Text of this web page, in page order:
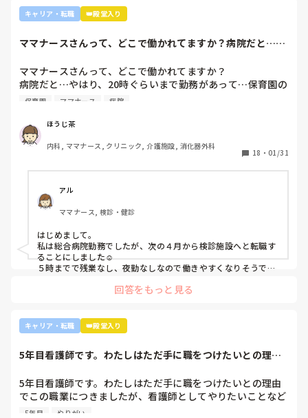
り、看護のつながりが無かったことは自分でも反省していま
すし、今後成長させていきたいなと思っています。
いないです。
るかな？』『自分ならそこまでされたら辞めるよ』とのこ
と。
師長さんの言ってることも確かに理解できますが
てないですし、病棟での臨床経験を積んで学んでいきたいと
気持ちがあります。
・転職する
外来や検診センターは、また病棟とは全然違う業務になるの
で、病棟での臨床経験を積みたい気持ちがあるのであれば、ご
きな病院だとどうしても異動で行きたくない場所に行かされて
病院も規模やいろいろ取り組んでいることが違うので、探して
みるとおもしろいですよ。ただ、転職するなら3年は基礎をつ
けてもいいのかなと思います。中途採用は即戦力を期待されま
キャリア・転職 👑殿堂入り
ママナースさんって、どこで働かれてますか？病院だと…や
ママナースさんって、どこで働かれてますか？
病院だと…やはり、20時ぐらいまで勤務があって…保育園の
お迎えが間に合わないことが多くて…
保育園 ママナース 病院
ほうじ茶
内科, ママナース, クリニック, 介護施設, 消化器外科
18 ・ 01/31
アル
ママナース, 検診・健診
はじめまして。
私は総合病院勤務でしたが、次の４月から検診施設へと転職す
ることにしました☺️
５時までで残業なし、夜勤なしなので働きやすくなりそうです
回答をもっと見る
キャリア・転職 👑殿堂入り
5年目看護師です。わたしはただ手に職をつけたいとの理由
5年目看護師です。わたしはただ手に職をつけたいとの理由
でこの職業につきましたが、看護師としてやりたいことなど
あまり考えたことがなく、ただ言われたことをやっているよ
5年目 やりがい